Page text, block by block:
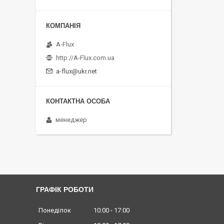
A-Flux
http://A-Flux.com.ua
a-flux@ukr.net
менеджер
ГРАФІК РОБОТИ
Понеділок 10:00
17:00